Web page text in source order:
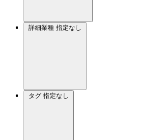
詳細業種 指定なし
タグ 指定なし